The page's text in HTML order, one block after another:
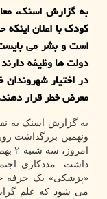
به گزارش اسنک،
کودک با اعلان
است و بشر می
دولت ها وظیفه
در اختیار
معرض خطر قرار
به گزارش اسنک به
ونهمین بزرگداشت
داشت: مددکاری
«پزشکی» یک حرفه
می شود که علم